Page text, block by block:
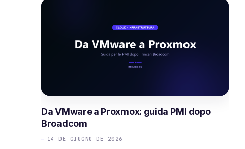
Da VMware a Proxmox: guida PMI dopo
Broadcom
14 DE GIUGNO DE 2026